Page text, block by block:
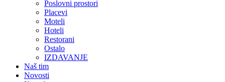
Poslovni prostori
Placevi
Moteli
Hoteli
Restorani
Ostalo
IZDAVANJE
Naš tim
Novosti